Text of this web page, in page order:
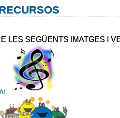
LES SEGÜENTS IMATGES I